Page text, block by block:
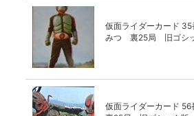
仮面ライダーカード
みつ 裏25局 旧ゴシ
仮面ライダーカード